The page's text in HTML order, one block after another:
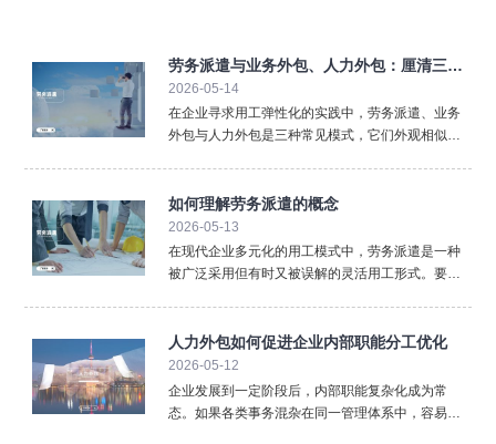
劳务派遣与业务外包、人力外包：厘清三大
弹性用工模式
2026-05-14
在企业寻求用工弹性化的实践中，劳务派遣、业务
外包与人力外包是三种常见模式，它们外观相似却
工方式至关重要。首先，法律关系的核心不同。 这
是最根本的区别。劳
如何理解劳务派遣的概念
2026-05-13
在现代企业多元化的用工模式中，劳务派遣是一种
被广泛采用但有时又被误解的灵活用工形式。要准
别。从法律层面看，劳务派遣是指依法设立的劳务
派遣单位（即用人单位
人力外包如何促进企业内部职能分工优化
2026-05-12
企业发展到一定阶段后，内部职能复杂化成为常
态。如果各类事务混杂在同一管理体系中，容易降